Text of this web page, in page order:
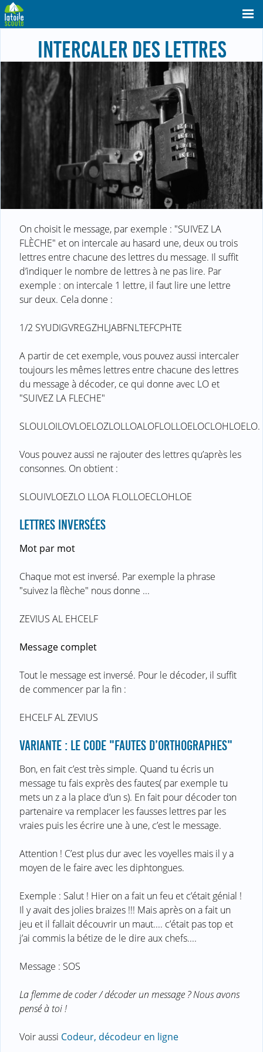
INTERCALER DES LETTRES
On choisit le message, par exemple : "SUIVEZ LA
FLÈCHE" et on intercale au hasard une, deux ou trois
lettres entre chacune des lettres du message. Il suffit
d’indiquer le nombre de lettres à ne pas lire. Par
exemple : on intercale 1 lettre, il faut lire une lettre
sur deux. Cela donne :
1/2 SYUDIGVREGZHLJABFNLTEFCPHTE
A partir de cet exemple, vous pouvez aussi intercaler
toujours les mêmes lettres entre chacune des lettres
du message à décoder, ce qui donne avec LO et
"SUIVEZ LA FLECHE"
SLOULOILOVLOELOZLOLLOALOFLOLLOELOCLOHLOELO.
Vous pouvez aussi ne rajouter des lettres qu’après les
consonnes. On obtient :
SLOUIVLOEZLO LLOA FLOLLOECLOHLOE
LETTRES INVERSÉES
Mot par mot
Chaque mot est inversé. Par exemple la phrase
"suivez la flèche" nous donne ...
ZEVIUS AL EHCELF
Message complet
Tout le message est inversé. Pour le décoder, il suffit
de commencer par la fin :
EHCELF AL ZEVIUS
VARIANTE : LE CODE "FAUTES D’ORTHOGRAPHES"
Bon, en fait c’est très simple. Quand tu écris un
message tu fais exprès des fautes( par exemple tu
mets un z a la place d’un s). En fait pour décoder ton
partenaire va remplacer les fausses lettres par les
vraies puis les écrire une à une, c’est le message.
Attention ! C’est plus dur avec les voyelles mais il y a
moyen de le faire avec les diphtongues.
Exemple : Salut ! Hier on a fait un feu et c’était génial !
Il y avait des jolies braizes !!! Mais après on a fait un
jeu et il fallait découvrir un maut.... c’était pas top et
j’ai commis la bétize de le dire aux chefs....
Message : SOS
La flemme de coder / décoder un message ? Nous avons
pensé à toi !
Voir aussi Codeur, décodeur en ligne